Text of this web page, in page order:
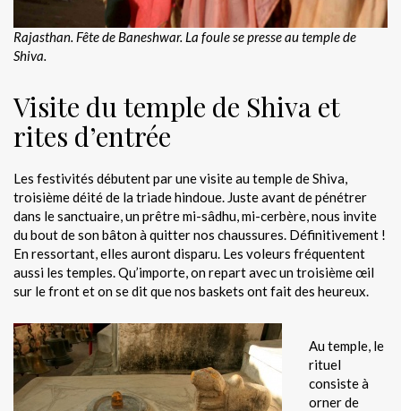
Rajasthan. Fête de Baneshwar. La foule se presse au temple de
Shiva.
Visite du temple de Shiva et
rites d’entrée
Les festivités débutent par une visite au temple de Shiva,
troisième déité de la triade hindoue. Juste avant de pénétrer
dans le sanctuaire, un prêtre mi-sâdhu, mi-cerbère, nous invite
du bout de son bâton à quitter nos chaussures. Définitivement !
En ressortant, elles auront disparu. Les voleurs fréquentent
aussi les temples. Qu’importe, on repart avec un troisième œil
sur le front et on se dit que nos baskets ont fait des heureux.
Au temple, le
rituel
consiste à
orner de